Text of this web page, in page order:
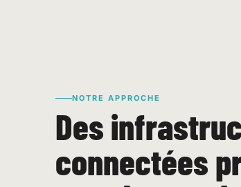
NOTRE APPROCHE
Des
connectées